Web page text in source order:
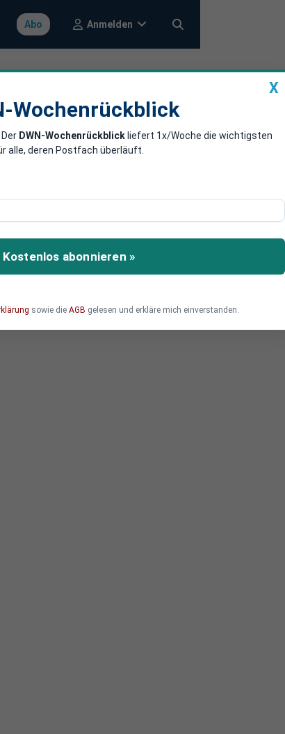
Abo Anmelden
Kredite an
faulen Kredite
konnten. Die
Nun droht die
X
Wochenrückblick
DWN-Wochenrückblick liefert 1x/Woche die wichtigsten
alle, deren Postfach überläuft.
Kostenlos abonnieren »
sowie die AGB gelesen und erkläre mich einverstanden.